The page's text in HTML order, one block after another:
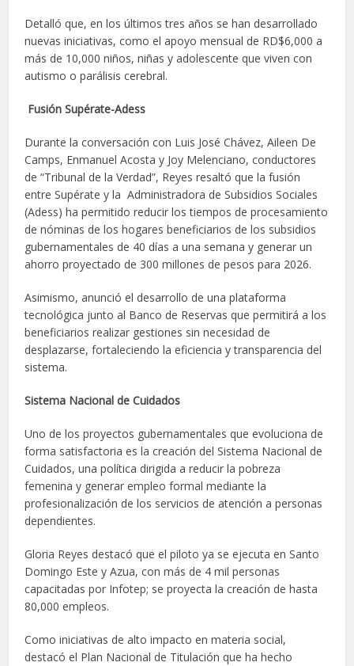
Detalló que, en los últimos tres años se han desarrollado
nuevas iniciativas, como el apoyo mensual de RD$6,000 a
más de 10,000 niños, niñas y adolescente que viven con
autismo o parálisis cerebral.
Fusión Supérate-Adess
Durante la conversación con Luis José Chávez, Aileen De
Camps, Enmanuel Acosta y Joy Melenciano, conductores
de “Tribunal de la Verdad”, Reyes resaltó que la fusión
entre Supérate y la Administradora de Subsidios Sociales
(Adess) ha permitido reducir los tiempos de procesamiento
de nóminas de los hogares beneficiarios de los subsidios
gubernamentales de 40 días a una semana y generar un
ahorro proyectado de 300 millones de pesos para 2026.
Asimismo, anunció el desarrollo de una plataforma
tecnológica junto al Banco de Reservas que permitirá a los
beneficiarios realizar gestiones sin necesidad de
desplazarse, fortaleciendo la eficiencia y transparencia del
sistema.
Sistema Nacional de Cuidados
Uno de los proyectos gubernamentales que evoluciona de
forma satisfactoria es la creación del Sistema Nacional de
Cuidados, una política dirigida a reducir la pobreza
femenina y generar empleo formal mediante la
profesionalización de los servicios de atención a personas
dependientes.
Gloria Reyes destacó que el piloto ya se ejecuta en Santo
Domingo Este y Azua, con más de 4 mil personas
capacitadas por Infotep; se proyecta la creación de hasta
80,000 empleos.
Como iniciativas de alto impacto en materia social,
destacó el Plan Nacional de Titulación que ha hecho